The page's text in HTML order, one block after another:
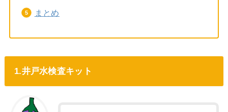
まとめ
1.井戸水検査キット